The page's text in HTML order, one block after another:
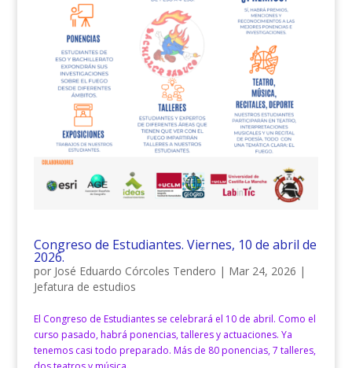
Congreso de Estudiantes. Viernes, 10 de abril de
2026.
por José Eduardo Córcoles Tendero | Mar 24, 2026 |
Jefatura de estudios
El Congreso de Estudiantes se celebrará el 10 de abril. Como el
curso pasado, habrá ponencias, talleres y actuaciones. Ya
tenemos casi todo preparado. Más de 80 ponencias, 7 talleres,